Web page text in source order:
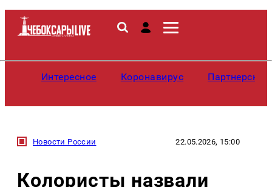
Интересное Коронавирус
Новости России 22.05.2026, 15:00
Колористы назвали